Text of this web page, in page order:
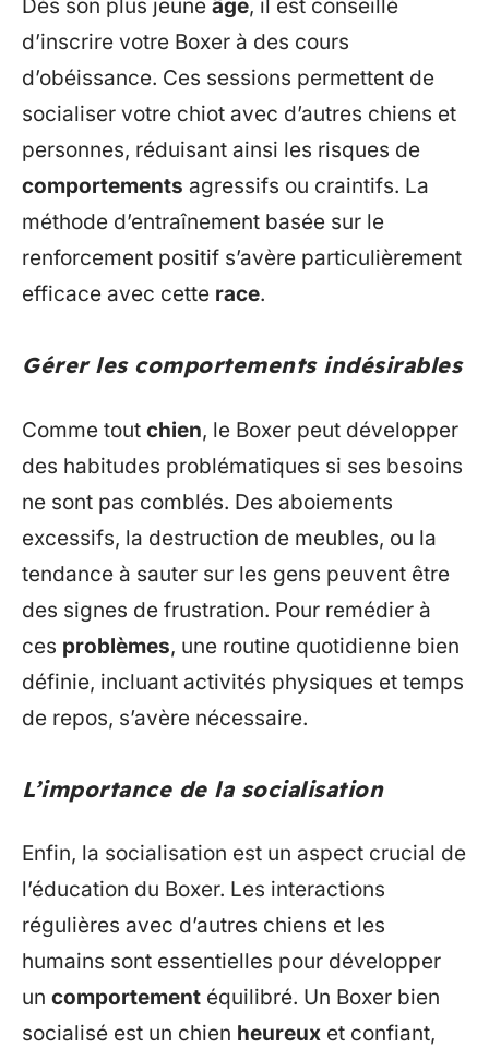
Dès son plus jeune âge, il est conseillé
d’inscrire votre Boxer à des cours
d’obéissance. Ces sessions permettent de
socialiser votre chiot avec d’autres chiens et
personnes, réduisant ainsi les risques de
comportements agressifs ou craintifs. La
méthode d’entraînement basée sur le
renforcement positif s’avère particulièrement
efficace avec cette race.
Gérer les comportements indésirables
Comme tout chien, le Boxer peut développer
des habitudes problématiques si ses besoins
ne sont pas comblés. Des aboiements
excessifs, la destruction de meubles, ou la
tendance à sauter sur les gens peuvent être
des signes de frustration. Pour remédier à
ces problèmes, une routine quotidienne bien
définie, incluant activités physiques et temps
de repos, s’avère nécessaire.
L’importance de la socialisation
Enfin, la socialisation est un aspect crucial de
l’éducation du Boxer. Les interactions
régulières avec d’autres chiens et les
humains sont essentielles pour développer
un comportement équilibré. Un Boxer bien
socialisé est un chien heureux et confiant,